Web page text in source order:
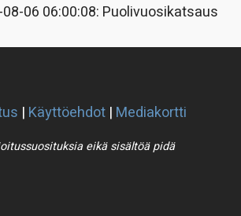
08-06 06:00:08: Puolivuosikatsaus
| Käyttöehdot | Mediakortti
eikä sisältöä pidä